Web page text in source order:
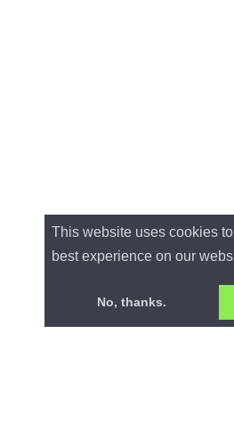
This website uses cookies
best experience on our
No, thanks.